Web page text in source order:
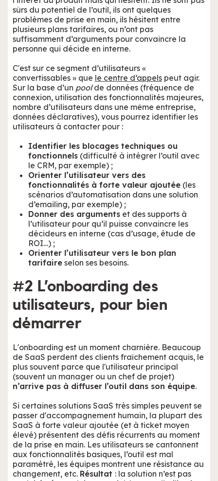
sûrs du potentiel de l’outil, ils ont quelques
problèmes de prise en main, ils hésitent entre
plusieurs plans tarifaires, ou n’ont pas
suffisamment d’arguments pour convaincre la
personne qui décide en interne.
C'est sur ce segment d’utilisateurs «
convertissables » que le centre d’appels peut agir.
Sur la base d’un poolde données (fréquence de
connexion, utilisation des fonctionnalités majeures,
nombre d’utilisateurs dans une même entreprise,
données déclaratives), vous pourrez identifier les
utilisateurs à contacter pour :
Identifier les blocages techniques ou
fonctionnels (difficulté à intégrer l’outil avec
le CRM, par exemple) ;
Orienter l’utilisateur vers des
fonctionnalités à forte valeur ajoutée (les
scénarios d’automatisation dans une solution
d’emailing, par exemple) ;
Donner des arguments et des supports à
l’utilisateur pour qu’il puisse convaincre les
décideurs en interne (cas d’usage, étude de
ROI…) ;
Orienter l’utilisateur vers le bon plan
tarifaire selon ses besoins.
#2 L’onboarding des
utilisateurs, pour bien
démarrer
L'onboarding est un moment charnière. Beaucoup
de SaaS perdent des clients fraîchement acquis, le
plus souvent parce que l'utilisateur principal
(souvent un manager ou un chef de projet)
n’arrive pas à diffuser l’outil dans son équipe.
Si certaines solutions SaaS très simples peuvent se
passer d'accompagnement humain, la plupart des
SaaS à forte valeur ajoutée (et à ticket moyen
élevé) présentent des défis récurrents au moment
de la prise en main. Les utilisateurs se cantonnent
aux fonctionnalités basiques, l’outil est mal
paramétré, les équipes montrent une résistance au
changement, etc. Résultat : la solution n’est pas